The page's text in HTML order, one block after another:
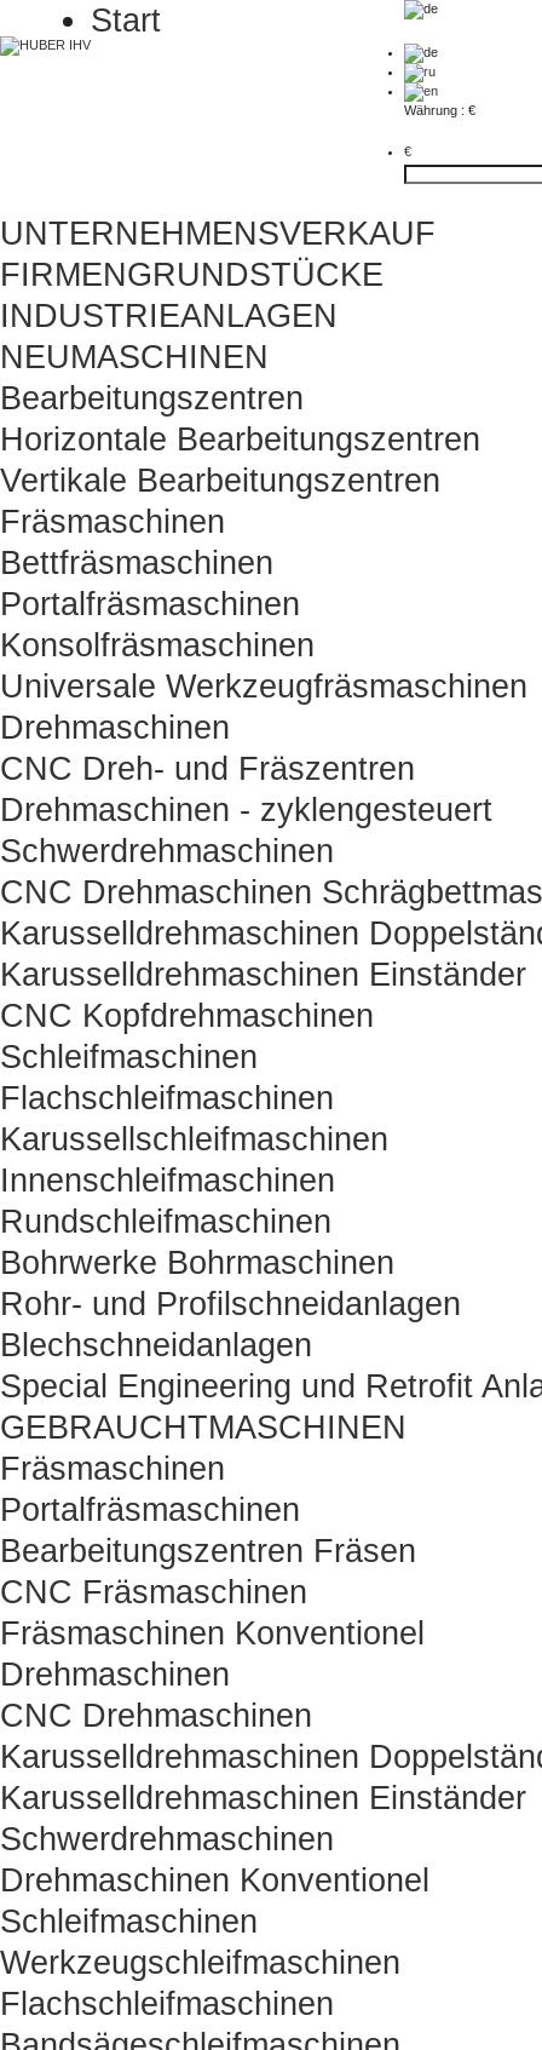
Währung : €
€
Start
UNTERNEHMENSVERKAUF
FIRMENGRUNDSTÜCKE
INDUSTRIEANLAGEN
NEUMASCHINEN
Bearbeitungszentren
Horizontale Bearbeitungszentren
Vertikale Bearbeitungszentren
Fräsmaschinen
Bettfräsmaschinen
Portalfräsmaschinen
Konsolfräsmaschinen
Universale Werkzeugfräsmaschinen
Drehmaschinen
CNC Dreh- und Fräszentren
Drehmaschinen - zyklengesteuert
Schwerdrehmaschinen
CNC Drehmaschinen
Karusselldrehmaschinen
Karusselldrehmaschinen Einständer
CNC Kopfdrehmaschinen
Schleifmaschinen
Flachschleifmaschinen
Karussellschleifmaschinen
Innenschleifmaschinen
Rundschleifmaschinen
Bohrwerke Bohrmaschinen
Rohr- und Profilschneidanlagen
Blechschneidanlagen
Special Engineering und Retrofit
GEBRAUCHTMASCHINEN
Fräsmaschinen
Portalfräsmaschinen
Bearbeitungszentren Fräsen
CNC Fräsmaschinen
Fräsmaschinen Konventionel
Drehmaschinen
CNC Drehmaschinen
Karusselldrehmaschinen
Karusselldrehmaschinen Einständer
Schwerdrehmaschinen
Drehmaschinen Konventionel
Schleifmaschinen
Werkzeugschleifmaschinen
Flachschleifmaschinen